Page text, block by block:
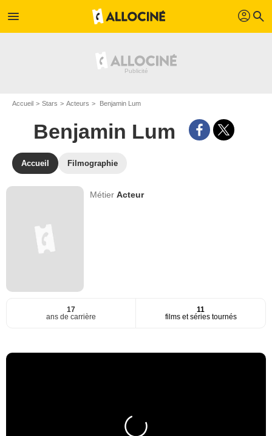
menu profil search
Accueil Stars Acteurs Benjamin Lum
Benjamin Lum
Accueil Filmographie
MétierActeur
17
ans de carrière
11
films et séries tournés